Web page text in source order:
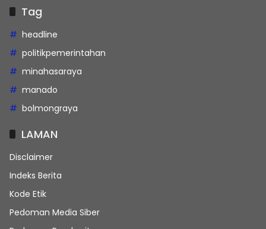
Tag
headline
politikpemerintahan
minahasaraya
manado
bolmongraya
LAMAN
Disclaimer
Indeks Berita
Kode Etik
Pedoman Media Siber